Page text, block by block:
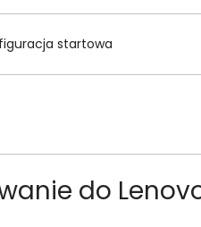
startowa
do Lenovo